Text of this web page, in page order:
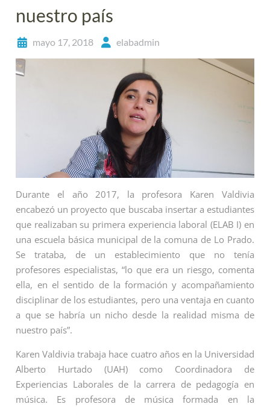
nuestro país
mayo 17, 2018 elabadmin
Durante el año 2017, la profesora Karen Valdivia
encabezó un proyecto que buscaba insertar a estudiantes
que realizaban su primera experiencia laboral (ELAB I) en
una escuela básica municipal de la comuna de Lo Prado.
Se trataba, de un establecimiento que no tenía
profesores especialistas, “lo que era un riesgo, comenta
ella, en el sentido de la formación y acompañamiento
disciplinar de los estudiantes, pero una ventaja en cuanto
a que se habría un nicho desde la realidad misma de
nuestro país”.
Karen Valdivia trabaja hace cuatro años en la Universidad
Alberto Hurtado (UAH) como Coordinadora de
Experiencias Laborales de la carrera de pedagogía en
música. Es profesora de música formada en la